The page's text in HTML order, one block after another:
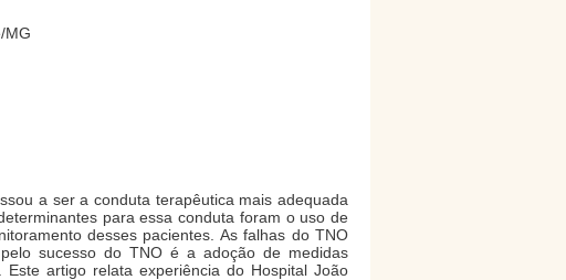
MG
a ser a conduta terapêutica mais adequada
para essa conduta foram o uso de
desses pacientes. As falhas do TNO
sucesso do TNO é a adoção de medidas
artigo relata experiência do Hospital João